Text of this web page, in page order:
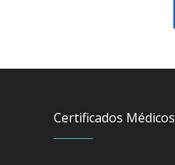
Certificados Médicos